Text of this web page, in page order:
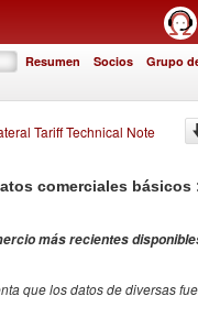
Resumen Socios Grupo
Tariff Technical Note
comerciales básicos
más recientes
que los datos de diversas